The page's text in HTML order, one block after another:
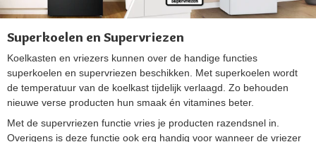
Superkoelen en Supervriezen
Koelkasten en vriezers kunnen over de handige functies
superkoelen en supervriezen beschikken. Met superkoelen wordt
de temperatuur van de koelkast tijdelijk verlaagd. Zo behouden
nieuwe verse producten hun smaak én vitamines beter.
Met de supervriezen functie vries je producten razendsnel in.
Overigens is deze functie ook erg handig voor wanneer de vriezer